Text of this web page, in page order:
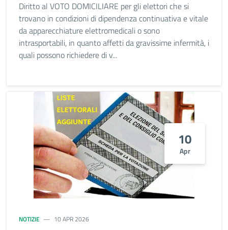
Diritto al VOTO DOMICILIARE per gli elettori che si
trovano in condizioni di dipendenza continuativa e vitale
da apparecchiature elettromedicali o sono
intrasportabili, in quanto affetti da gravissime infermità, i
quali possono richiedere di v...
10
Apr
NOTIZIE 10 APR 2026